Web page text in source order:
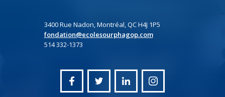
3400 Rue Nadon, Montréal, QC H4J 1P5
fondation@ecolesourphagop.com
514 332-1373